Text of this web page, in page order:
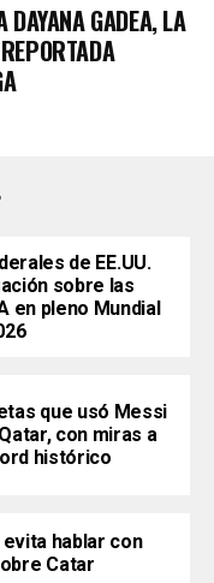
DAYANA GADEA, LA
de EE.UU.
sobre las
en pleno Mundial
que usó Messi
con miras a
histórico
hablar con
Catar